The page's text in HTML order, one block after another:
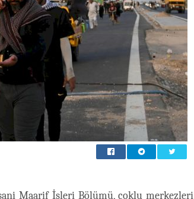
Maarif İşleri Bölümü, çoklu merkezleri